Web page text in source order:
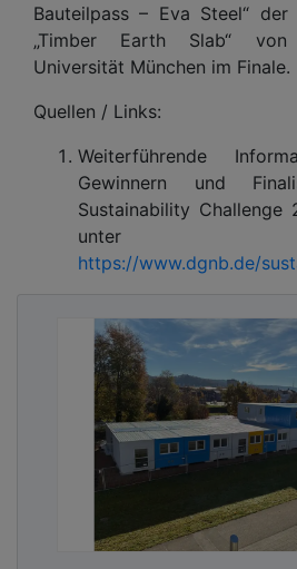
Bauteilpass – Eva Steel“ der
„Timber Earth Slab“ von
Universität München im Finale.
Quellen / Links:
Weiterführende
Gewinnern und
Sustainability
unter
https://www.dgnb.de/